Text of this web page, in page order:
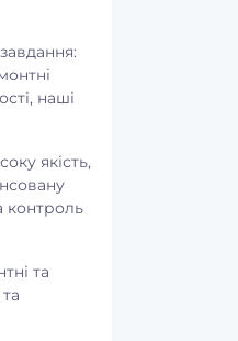
наші
якість,
контроль
та